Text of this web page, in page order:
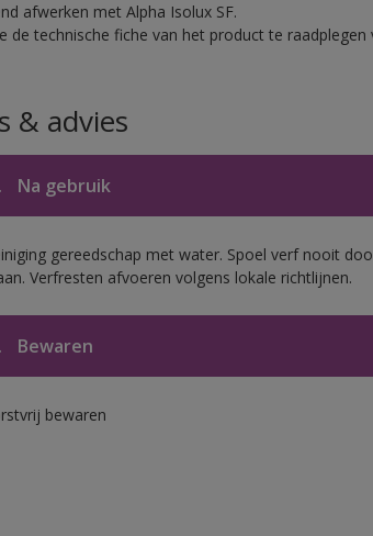
afwerken met Alpha Isolux SF.
de technische fiche van het product te
& advies
Na gebruik
gereedschap met water. Spoel verf nooit
Verfresten afvoeren volgens lokale richtlijnen.
Bewaren
bewaren